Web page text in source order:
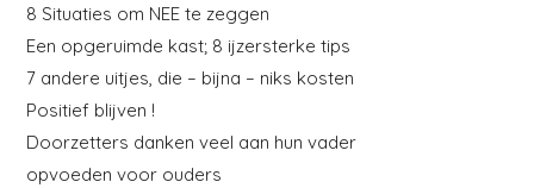
8 Situaties om NEE te zeggen
Een opgeruimde kast; 8 ijzersterke tips
7 andere uitjes, die – bijna – niks kosten
Positief blijven !
Doorzetters danken veel aan hun vader
opvoeden voor ouders